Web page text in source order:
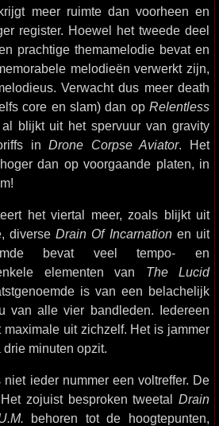
meer ruimte dan voorheen en
register. Hoewel het tweede deel
prachtige themamelodie bevat en
melodieën verwerkt zijn,
Verwacht dus meer death
core en slam) dan op Relentless
blijkt uit het spervuur van gravity
inDrone Corpse Aviator. Het
dan op voorgaande platen, in
het viertal meer, zoals blijkt uit
diverse Drain Of Incarnationen uit
bevat veel tempo- en
elementen van The Lucid
is van een belachelijk
van alle vier bandleden. Iedereen
uit zichzelf. Het is jammer
minuten opzit.
ieder nummer een voltreffer. De
zojuist besproken tweetal Drain
behoren tot de hoogtepunten,